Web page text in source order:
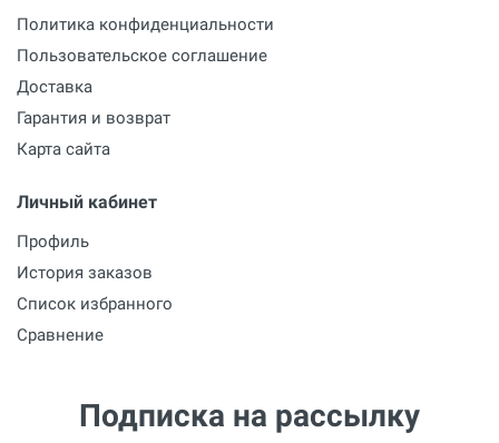
Политика конфиденциальности
Пользовательское соглашение
Доставка
Гарантия и возврат
Карта сайта
Личный кабинет
Профиль
История заказов
Список избранного
Сравнение
Подписка на рассылку